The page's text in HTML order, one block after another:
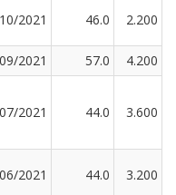
2021 46.0 2.200
2021 57.0
4.200
2021 44.0 3.600
2021 44.0 3.200